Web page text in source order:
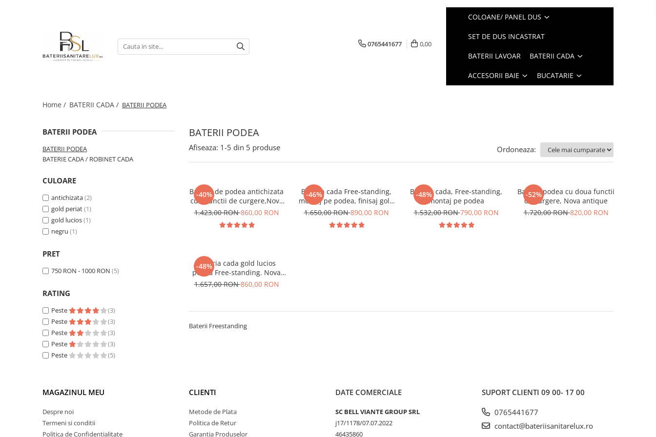
COLOANE/ PANEL DUS
PANELURI DUS
BATERII CADA
BATERII PODEA
ACCESORII BAIE
BATERIE BIDEU
SET PORT PROSOP / SUPORT
VENTIL LAVOAR CLICK-CLACK
Baterii Bucatarie
0765441677 0,00
COLOANE/ PANEL DUS
SET DE DUS INCASTRAT
BATERII LAVOAR BATERII CADA
ACCESORII BAIE BUCATARIE
Home / BATERII CADA / BATERII PODEA
BATERII PODEA
BATERII PODEA
BATERII PODEA
BATERIE CADA / ROBINET CADA
CULOARE
antichizata(2)
gold periat(1)
gold lucios(1)
negru (1)
PRET
750 RON - 1000 RON (5)
RATING
Peste
(3)
Peste
(3)
Peste
(3)
Peste
(3)
Peste
(5)
Afiseaza: 1-5 din 5 produse Ordoneaza:
-40%
Baterie de podea antichizata
cu 2 functii de curgere,Nova
antique
1.423,00 RON860,00 RON
-46%
Bateria cada Free-standing,
montaj pe podea, finisaj gold
periat, Nova gold
1.650,00 RON890,00 RON
-48%
Bateria cada, Free-standing,
montaj pe podea
1.532,00 RON790,00 RON
-52%
Baterie podea cu doua functii
de curgere, Nova antique
1.720,00 RON820,00 RON
-48%
Bateria cada gold lucios
podea Free-standing. Nova
gold
1.657,00 RON860,00 RON
Baterii Freestanding
MAGAZINUL MEU
Despre noi
Termeni si conditii
Politica de Confidentialitate
CLIENTI
Metode de Plata
Politica de Retur
Garantia Produselor
DATE COMERCIALE
SC BELL VIANTE GROUP SRL
j17/1178/07.07.2022
46435860
SUPORT CLIENTI 09 00- 17 00
0765441677
contact@bateriisanitarelux.ro